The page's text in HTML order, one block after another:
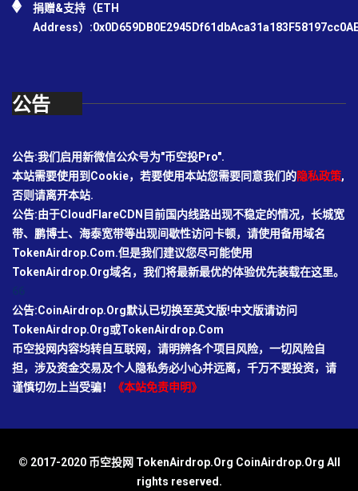
捐赠&支持（ETH
Address）
公告
公告:我们启用新微信公众号为"币空投Pro".
本站需要使用到Cookie，若要使用本站您需要同意我们的隐私政策,
否则请离开本站.
公告:由于CloudFlareCDN目前国内线路出现不稳定的情况，长城宽
带、鹏博士、海泰宽带等出现间歇性访问卡顿，请使用备用域名
TokenAirdrop.Com.但是我们建议您尽可能使用
TokenAirdrop.Org域名，我们将最新最优的体验优先装载在这里。
公告:CoinAirdrop.Org默认已切换至英文版!中文版请访问
TokenAirdrop.Org或TokenAirdrop.Com
币空投网内容均转自互联网，请明辨各个项目风险，一切风险自
担，涉及资金交易及个人隐私务必小心并远离，千万不要投资，请
谨慎切勿上当受骗！
《本站免责申明》
© 2017-2020 币空投网 TokenAirdrop.Org CoinAirdrop.Org All
rights reserved.